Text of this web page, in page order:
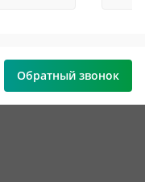
Обратный звонок